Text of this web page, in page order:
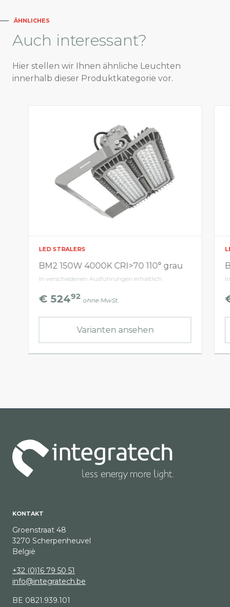
ÄHNLICHES
Auch interessant?
Hier stellen wir Ihnen ähnliche Leuchten
innerhalb dieser Produktkategorie vor.
LED STRALERS
BM2 150W 4000K CRI>70 110° grau
In verschiedenen Ausführungen erhältlich
€ 52492 ohne MwSt.
Varianten ansehen
KONTAKT
Groenstraat 48
3270 Scherpenheuvel
België
+32 (0)16 79 50 51
info@integratech.be
BE 0821.939.101